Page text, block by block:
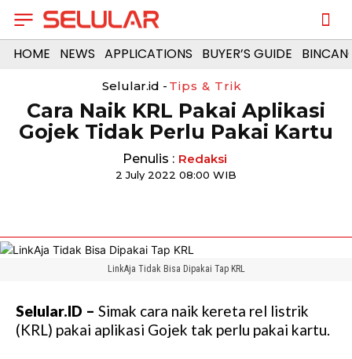
HOME NEWS APPLICATIONS BUYER’S GUIDE
Selular.id - Tips & Trik
Cara Naik KRL Pakai Aplikasi
Gojek Tidak Perlu Pakai Kartu
Penulis : Redaksi
2 July 2022 08:00 WIB
LinkAja Tidak Bisa Dipakai Tap KRL
Selular.ID – Simak cara naik kereta rel listrik
(KRL) pakai aplikasi Gojek tak perlu pakai kartu.